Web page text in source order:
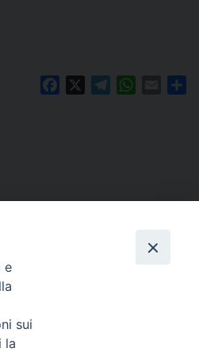
FacebookTelegram Email
e aggiornamenti:
e
sui
la